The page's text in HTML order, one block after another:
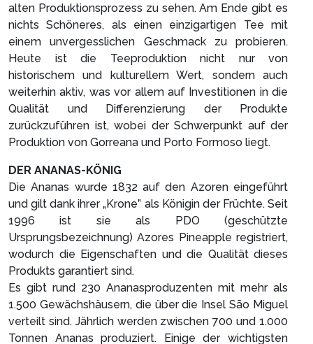
alten Produktionsprozess zu sehen. Am Ende gibt es
nichts Schöneres, als einen einzigartigen Tee mit
einem unvergesslichen Geschmack zu probieren.
Heute ist die Teeproduktion nicht nur von
historischem und kulturellem Wert, sondern auch
weiterhin aktiv, was vor allem auf Investitionen in die
Qualität und Differenzierung der Produkte
zurückzuführen ist, wobei der Schwerpunkt auf der
Produktion von Gorreana und Porto Formoso liegt.
DER ANANAS-KÖNIG
Die Ananas wurde 1832 auf den Azoren eingeführt
und gilt dank ihrer „Krone” als Königin der Früchte. Seit
1996 ist sie als PDO (geschützte
Ursprungsbezeichnung) Azores Pineapple registriert,
wodurch die Eigenschaften und die Qualität dieses
Produkts garantiert sind.
Es gibt rund 230 Ananasproduzenten mit mehr als
1.500 Gewächshäusern, die über die Insel São Miguel
verteilt sind. Jährlich werden zwischen 700 und 1.000
Tonnen Ananas produziert. Einige der wichtigsten